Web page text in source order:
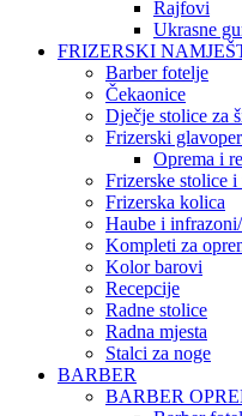
Rajfovi
Ukrasne
FRIZERSKI
Barber fotelje
Čekaonice
Dječje stolice za
Frizerski
Oprema i
Frizerske stolice
Frizerska kolica
Haube i
Kompleti za
Kolor barovi
Recepcije
Radne stolice
Radna mjesta
Stalci za noge
BARBER
BARBER